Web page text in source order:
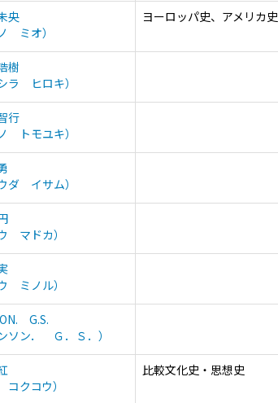
央
ミオ）
ヨーロッパ史、アメリカ史
樹
ラ ヒロキ）
行
トモユキ）
ダ イサム）
マドカ）
ミノル）
G.S.
ソン． Ｇ．Ｓ．）
コクコウ）
比較文化史・思想史